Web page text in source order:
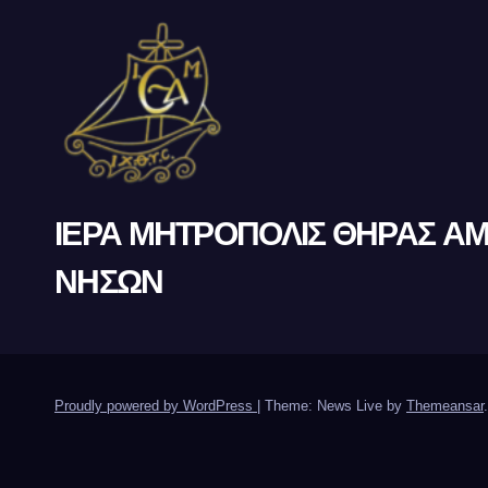
ΙΕΡΑ ΜΗΤΡΟΠΟΛΙΣ ΘΗΡΑΣ
ΝΗΣΩΝ
Proudly powered by WordPress Theme: News Live by Themeansar.